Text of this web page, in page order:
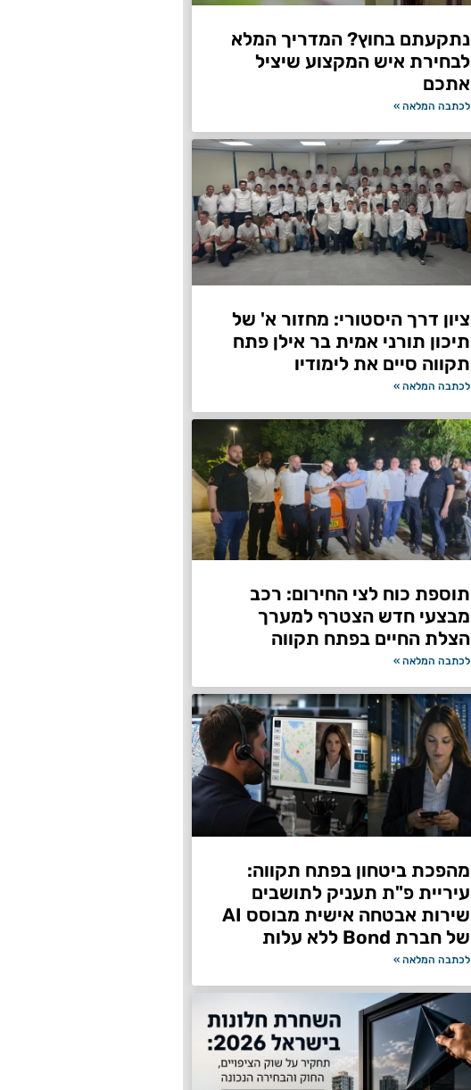
נתקעתם בחוץ? המדריך המלא
לבחירת איש המקצוע שיציל
אתכם
לכתבה המלאה »
ציון דרך היסטורי: מחזור א' של
תיכון תורני אמית בר אילן פתח
תקווה סיים את לימודיו
לכתבה המלאה »
תוספת כוח לצי החירום: רכב
מבצעי חדש הצטרף למערך
הצלת החיים בפתח תקווה
לכתבה המלאה »
מהפכת ביטחון בפתח תקווה:
עיריית פ"ת תעניק לתושבים
שירות אבטחה אישית מבוסס AI
של חברת Bond ללא עלות
לכתבה המלאה »